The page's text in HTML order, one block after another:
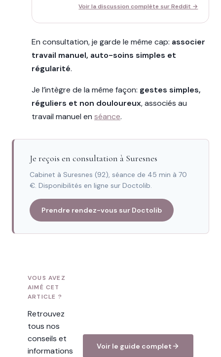
Voir la discussion complète sur Reddit →
En consultation, je garde le même cap: associer
travail manuel, auto-soins simples et
régularité.
Je l’intègre de la même façon: gestes simples,
réguliers et non douloureux, associés au
travail manuel en séance.
Je reçois en consultation à Suresnes
Cabinet à Suresnes (92), séance de 45 min à 70
€. Disponibilités en ligne sur Doctolib.
Prendre rendez-vous sur Doctolib
VOUS AVEZ
AIMÉ CET
ARTICLE ?
Retrouvez
tous nos
conseils et
informations
Voir le guide complet